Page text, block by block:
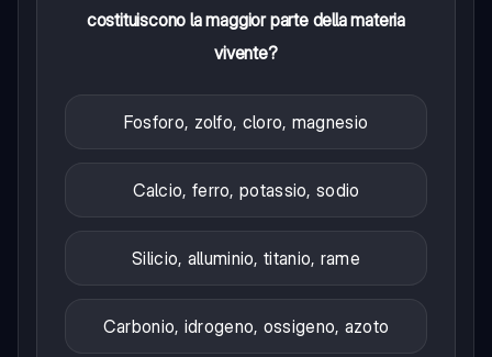
costituiscono la maggior parte della materia
vivente?
Fosforo, zolfo, cloro, magnesio
Calcio, ferro, potassio, sodio
Silicio, alluminio, titanio, rame
Carbonio, idrogeno, ossigeno, azoto